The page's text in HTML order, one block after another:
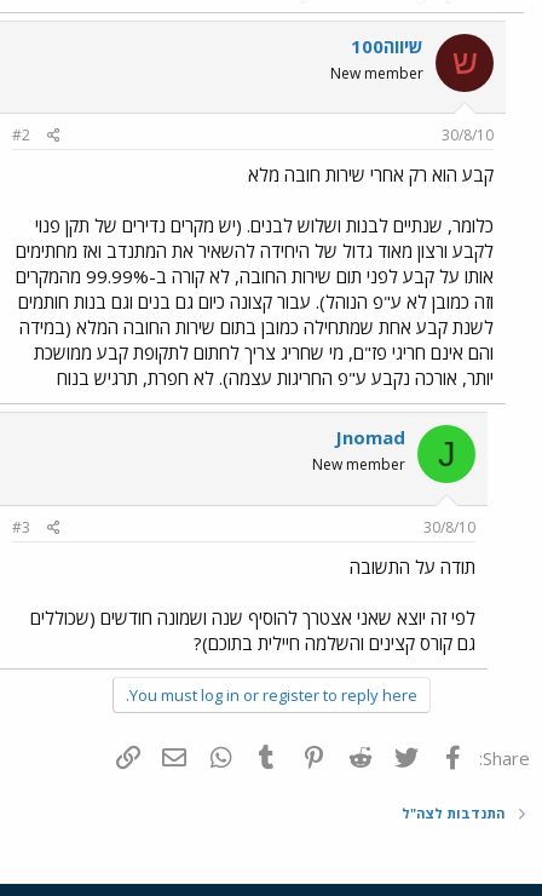
ש שיווה100
New member
30/8/10
#2
קבע הוא רק אחרי שירות חובה מלא
כלומר, שנתיים לבנות ושלוש לבנים. (יש מקרים נדירים של תקן פנוי
לקבע ורצון מאוד גדול של היחידה להשאיר את המתנדב ואז מחתימים
אותו על קבע לפני תום שירות החובה, לא קורה ב-99.99% מהמקרים
וזה כמובן לא ע"פ הנוהל). עבור קצונה כיום גם בנים וגם בנות חותמים
לשנת קבע אחת שמתחילה כמובן בתום שירות החובה המלא (במידה
והם אינם חריגי פז"ם, מי שחריג צריך לחתום לתקופת קבע ממושכת
יותר, אורכה נקבע ע"פ החריגות עצמה). לא חפרת, תרגיש בנוח
J
Jnomad
New member
30/8/10
#3
תודה על התשובה
לפי זה יוצא שאני אצטרך להוסיף שנה ושמונה חודשים (שכוללים
גם קורס קצינים והשלמה חיילית בתוכם)?
You must log in or register to reply here.
Share: פייסבוק Twitter
Reddit
Pinterest
Tumblr
WhatsAppדואר אלקטרוני
התנדבות לצה"ל